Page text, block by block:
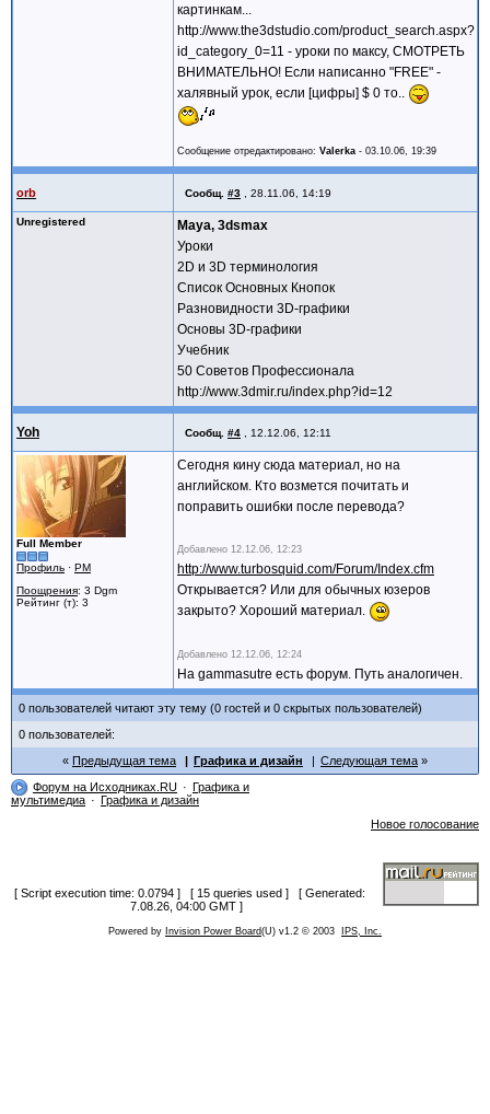
картинкам...
http://www.the3dstudio.com/product_search.aspx?
id_category_0=11 - уроки по максу, СМОТРЕТЬ
ВНИМАТЕЛЬНО! Если написанно "FREE" -
халявный урок, если [цифры] $ 0 то..
Сообщение отредактировано: Valerka - 03.10.06, 19:39
orb Сообщ. #3 28.11.06, 14:19
Unregistered
Maya, 3dsmax
Уроки
2D и 3D терминология
Список Основных Кнопок
Разновидности 3D-графики
Основы 3D-графики
Учебник
50 Советов Профессионала
http://www.3dmir.ru/index.php?id=12
Yoh Сообщ. #4 12.12.06, 12:11
Full Member
Профиль · PM
Поощрения: 3 Dgm
Рейтинг (т): 3
Сегодня кину сюда материал, но на
английском. Кто возмется почитать и
поправить ошибки после перевода?
Добавлено 12.12.06, 12:23
http://www.turbosquid.com/Forum/Index.cfm
Открывается? Или для обычных юзеров
закрыто? Хороший материал.
Добавлено 12.12.06, 12:24
На gammasutre есть форум. Путь аналогичен.
0 пользователей читают эту тему (0 гостей и 0 скрытых пользователей)
0 пользователей:
Предыдущая тема
Графика и дизайн
Следующая тема
Форум на Исходниках.RU
Графика и
мультимедиа
Графика и дизайн
Новое голосование
[ Script execution time: 0.0794 ] [ 15 queries used ] [ Generated:
7.08.26, 04:00 GMT ]
Powered by Invision Power Board(U) v1.2 © 2003 IPS, Inc.